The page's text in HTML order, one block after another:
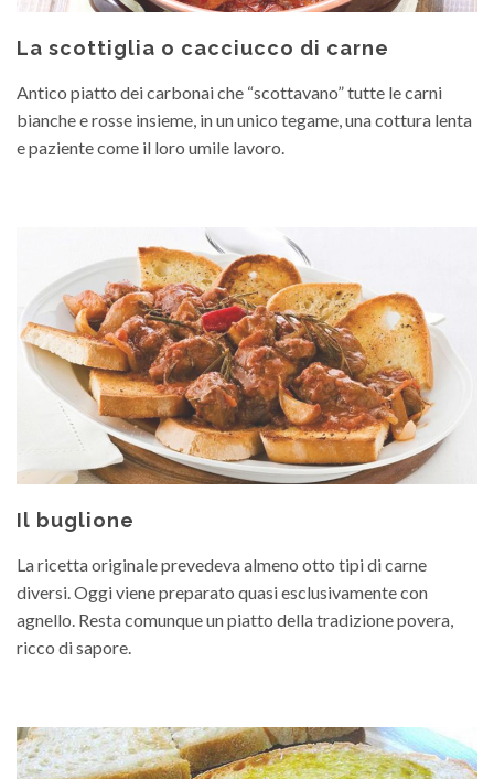
La scottiglia o cacciucco di carne
Antico piatto dei carbonai che “scottavano” tutte le carni
bianche e rosse insieme, in un unico tegame, una cottura lenta
e paziente come il loro umile lavoro.
Il buglione
La ricetta originale prevedeva almeno otto tipi di carne
diversi. Oggi viene preparato quasi esclusivamente con
agnello. Resta comunque un piatto della tradizione povera,
ricco di sapore.